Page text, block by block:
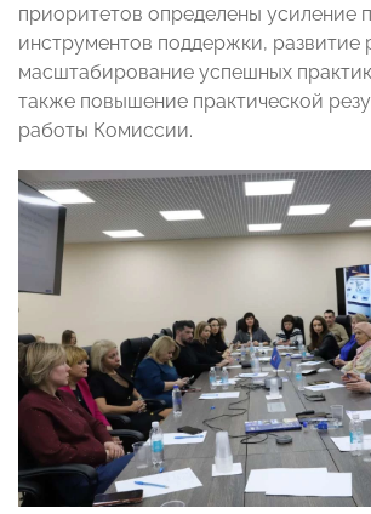
приоритетов определены усиление
инструментов поддержки, развитие
масштабирование успешных
также повышение практической
работы Комиссии.